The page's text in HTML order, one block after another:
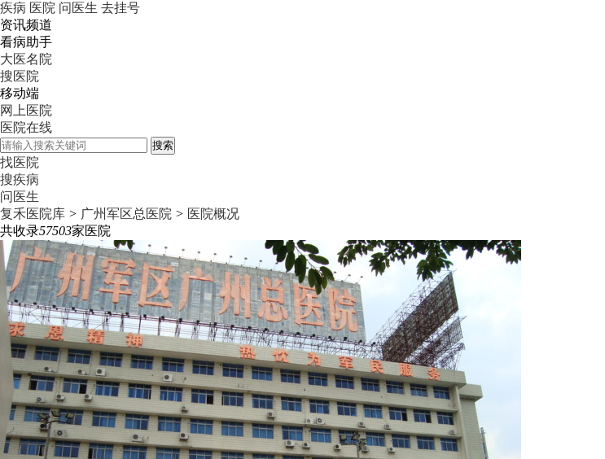
疾病 医院 问医生 去挂号
资讯频道
看病助手
大医名院
搜医院
移动端
网上医院
医院在线
搜索
找医院
搜疾病
问医生
复禾医院库 > 广州军区总医院 > 医院概况
共收录57503家医院